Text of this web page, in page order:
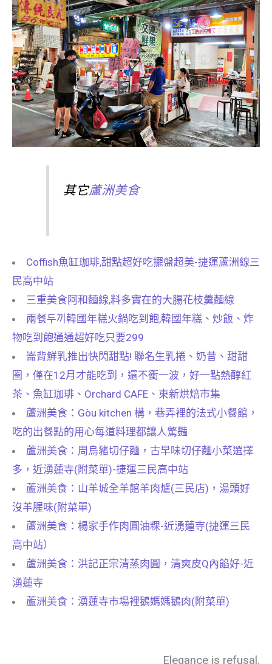
其它蘆洲美食
Coffish魚缸珈琲,甜點超好吃擺盤超美-捷運蘆洲線三
民高中站
三重美食阿和麵線,料多實在的大腸花枝羹麵線
兩餐두끼韓國年糕火鍋吃到飽,韓國年糕、炒飯、炸
物吃到飽通通超好吃只要299
崙背鮮乳推出快閃甜點! 聯名生乳捲、奶昔、甜甜
圈，僅在12月才能吃到，還不衝一波，好一點熱醇紅
茶、魚缸珈琲、Orchard CAFE、東新烘焙市集
蘆洲美食：Gòu kitchen 構，巷弄裡的法式小餐館，
吃的出餐點的用心每道料理都讓人驚豔
蘆洲美食：周烏豬切仔麵，古早味切仔麵小菜選擇
多，近湧蓮寺(附菜單)-捷運三民高中站
蘆洲美食：山羊城全羊館羊肉爐(三民店)，湯頭好
沒羊腥味(附菜單)
蘆洲美食：楊家手作肉圓油粿-近湧蓮寺(捷運三民
高中站）
蘆洲美食：洪記正宗清蒸肉圓，清爽皮Q內餡好-近
湧蓮寺
蘆洲美食：湧蓮寺市場裡鵝媽媽鵝肉(附菜單)
Elegance is refusal.